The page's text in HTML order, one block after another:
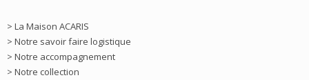
> La Maison ACARIS
> Notre savoir faire logistique
> Notre accompagnement
> Notre collection